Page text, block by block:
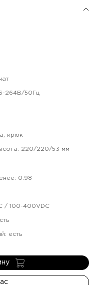
264В/50Гц
крюк
: 220/220/53 мм
: 0.98
/ 100-400VDC
: есть